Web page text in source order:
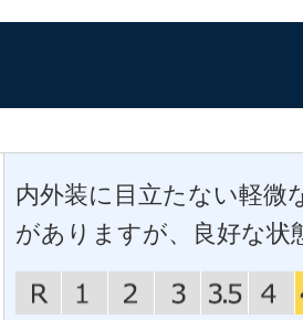
内外装に目立たない軽微
がありますが、良好な状